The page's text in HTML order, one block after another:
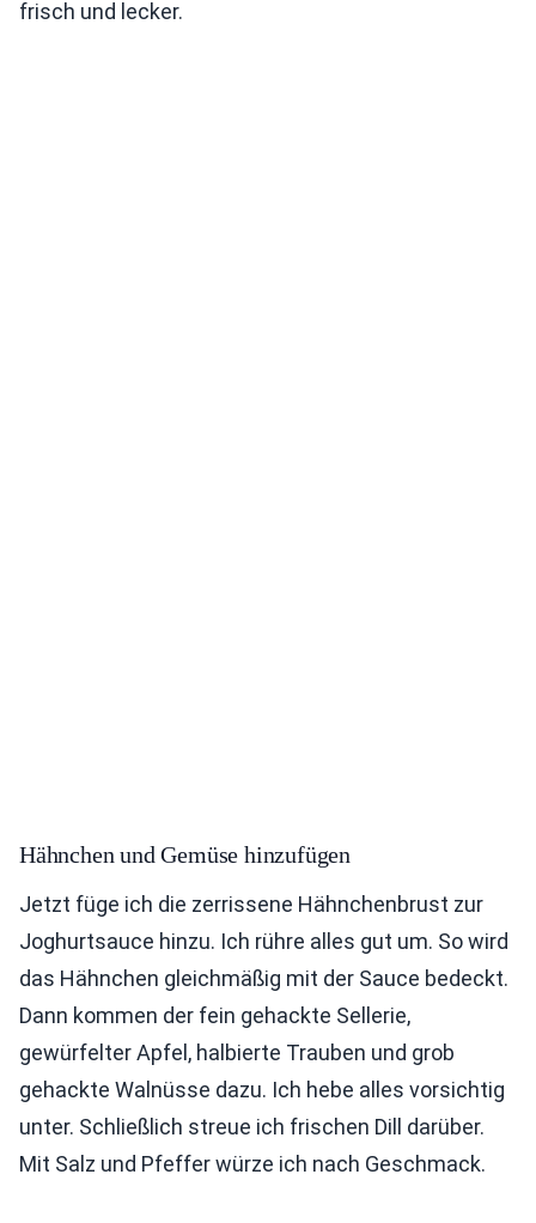
frisch und lecker.
Hähnchen und Gemüse hinzufügen
Jetzt füge ich die zerrissene Hähnchenbrust zur
Joghurtsauce hinzu. Ich rühre alles gut um. So wird
das Hähnchen gleichmäßig mit der Sauce bedeckt.
Dann kommen der fein gehackte Sellerie,
gewürfelter Apfel, halbierte Trauben und grob
gehackte Walnüsse dazu. Ich hebe alles vorsichtig
unter. Schließlich streue ich frischen Dill darüber.
Mit Salz und Pfeffer würze ich nach Geschmack.